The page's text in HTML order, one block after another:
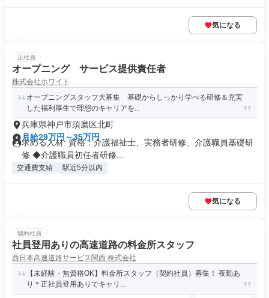
気になる
正社員
オープニング サービス提供責任者
株式会社ホワイト
オープニングスタッフ大募集 基礎からしっかり学べる研修＆充実
した福利厚生で理想のキャリアを...
兵庫県神戸市須磨区北町
月給29万円～35万円
求める人材: 資格：介護福祉士、実務者研修、介護職員基礎研
修 ◆介護職員初任者研修...
交通費支給 駅近5分以内
気になる
契約社員
社員登用ありの高速道路の料金所スタッフ
西日本高速道路サービス関西 株式会社
【未経験・無資格OK】料金所スタッフ（契約社員）募集！ 夜勤あ
り＊正社員登用ありでキャリ...